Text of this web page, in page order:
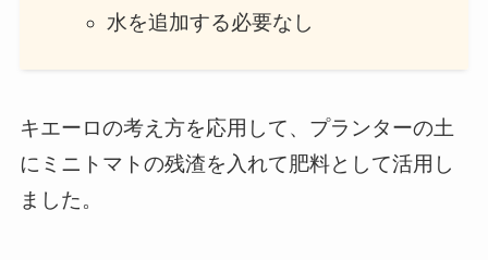
水を追加する必要なし
キエーロの考え方を応用して、プランターの土
にミニトマトの残渣を入れて肥料として活用し
ました。